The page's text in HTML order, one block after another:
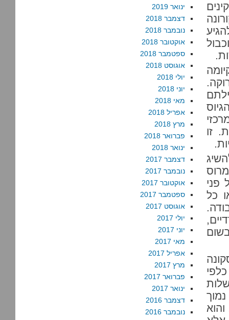
זו
פני
כל
ינואר 2019
דצמבר 2018
נובמבר 2018
אוקטובר 2018
ספטמבר 2018
אוגוסט 2018
יולי 2018
יוני 2018
מאי 2018
אפריל 2018
מרץ 2018
פברואר 2018
ינואר 2018
דצמבר 2017
נובמבר 2017
אוקטובר 2017
ספטמבר 2017
אוגוסט 2017
יולי 2017
יוני 2017
מאי 2017
אפריל 2017
מרץ 2017
פברואר 2017
ינואר 2017
דצמבר 2016
נובמבר 2016